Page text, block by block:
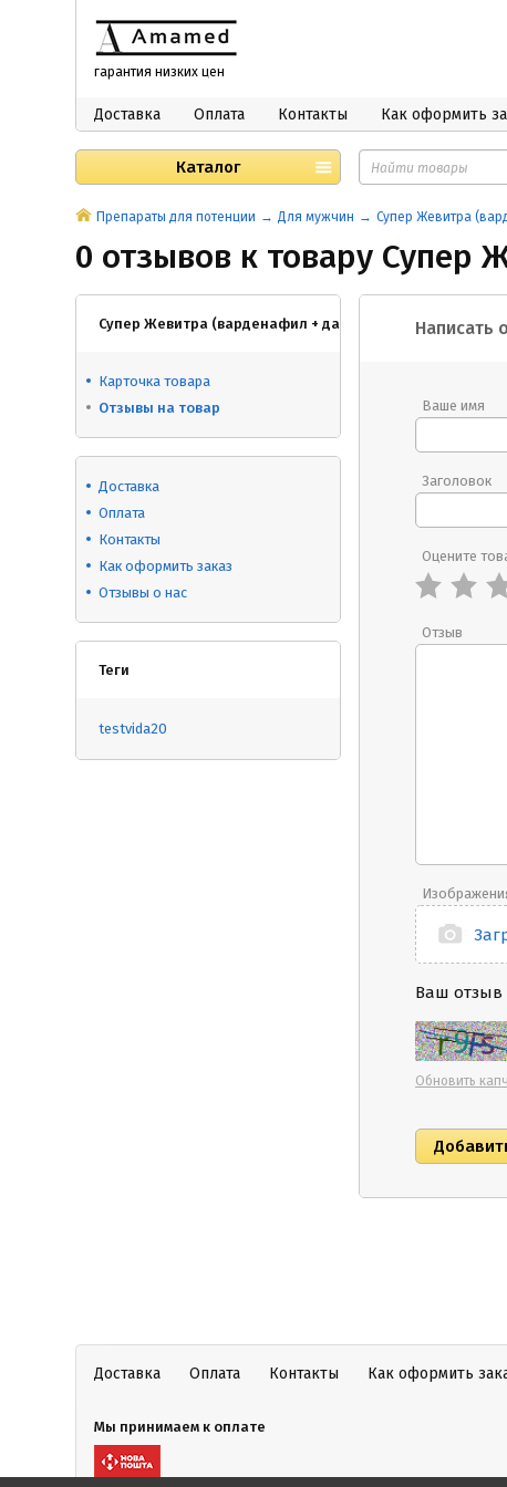
гарантия низких цен
Доставка Оплата Контакты Как оформить
Каталог
Препараты для потенции Для мужчин Супер Жевитра
0 отзывов к товару Супер
Супер Жевитра (варденафил + дапоксетин) 20 мг + 60 мг
Карточка товара
Отзывы на товар
Доставка
Оплата
Контакты
Как оформить заказ
Отзывы о нас
Теги
testvida20
Написать
Ваше имя
Заголовок
Оцените
Отзыв
Ваш отзыв
Обновить
Доставка Оплата Контакты Как оформить
Мы принимаем к оплате